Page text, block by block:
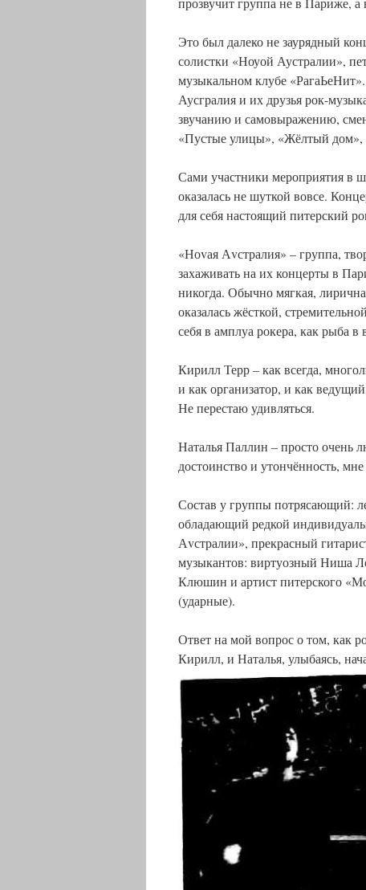
Это был далеко не заурядный
солистки «Ноуой Аустралии»,
музыкальном клубе
Аусгралия и их друзья рок-
звучанию и самовыражению,
«Пустые улицы», «Жёлтый
Сами участники мероприятия в
оказалась не шуткой вовсе.
для себя настоящий питерский
«Ноvая Аvстралия» – группа,
захаживать на их концерты в
никогда. Обычно мягкая,
оказалась жёсткой,
себя в амплуа рокера, как рыба в
Кирилл Терр – как всегда,
и как организатор, и как
Не перестаю удивляться.
Наталья Паллин – просто очень
достоинство и утончённость,
Состав у группы потрясающий:
обладающий редкой
Аvстралии», прекрасный
музыкантов: виртуозный Ниша
Клюшин и артист питерского
(ударные).
Ответ на мой вопрос о том, как
Кирилл, и Наталья, улыбаясь,